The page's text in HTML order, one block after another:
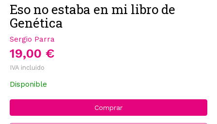
Eso no estaba en mi libro de
Genética
Sergio Parra
19,00 €
IVA incluido
Disponible
Comprar